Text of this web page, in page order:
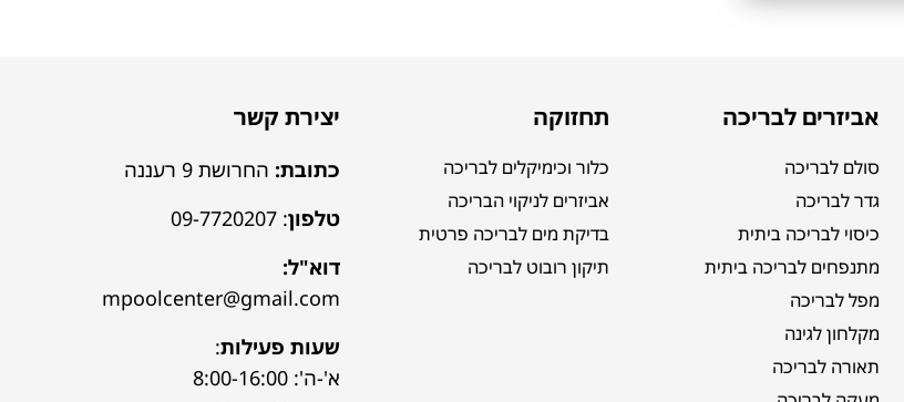
אביזרים לבריכה
סולם לבריכה
גדר לבריכה
כיסוי לבריכה ביתית
מתנפחים לבריכה ביתית
מפל לבריכה
מקלחון לגינה
תאורה לבריכה
תחזוקה
כלור וכימיקלים לבריכה
אביזרים לניקוי הבריכה
בדיקת מים לבריכה פרטית
תיקון רובוט לבריכה
יצירת קשר
כתובת: החרושת 9 רעננה
טלפון:
09-7720207
דוא"ל:
mpoolcenter@gmail.com
שעות פעילות:
א'-ה': 8:00-16:00